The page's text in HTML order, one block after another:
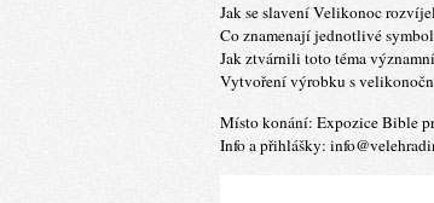
Jak se slavení Velikonoc
Co znamenají jednotlivé
Jak ztvárnili toto téma
Vytvoření výrobku s
Místo konání: Expozice Bible
Info a přihlášky: